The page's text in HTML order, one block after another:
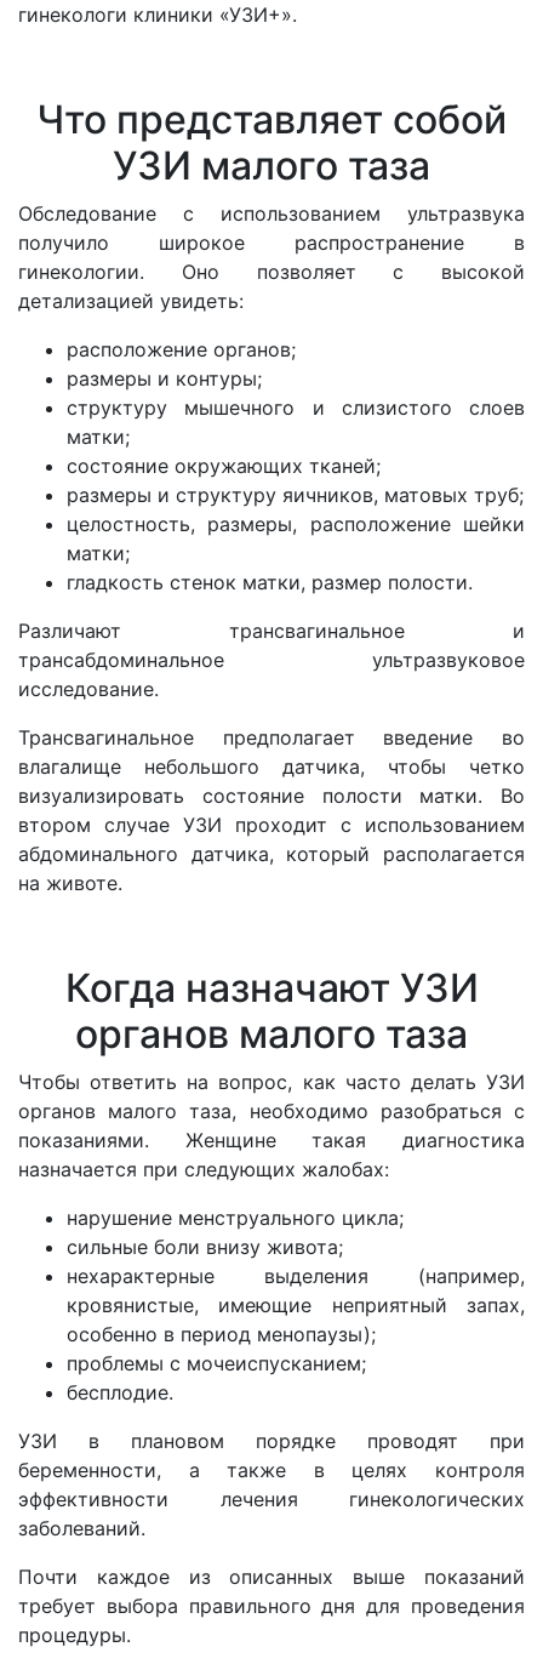
гинекологи клиники «УЗИ+».
Что представляет собой
УЗИ малого таза
Обследование с использованием ультразвука
получило широкое распространение в
гинекологии. Оно позволяет с высокой
детализацией увидеть:
расположение органов;
размеры и контуры;
структуру мышечного и слизистого слоев
матки;
состояние окружающих тканей;
размеры и структуру яичников, матовых труб;
целостность, размеры, расположение шейки
матки;
гладкость стенок матки, размер полости.
Различают трансвагинальное и
трансабдоминальное ультразвуковое
исследование.
Трансвагинальное предполагает введение во
влагалище небольшого датчика, чтобы четко
визуализировать состояние полости матки. Во
втором случае УЗИ проходит с использованием
абдоминального датчика, который располагается
на животе.
Когда назначают УЗИ
органов малого таза
Чтобы ответить на вопрос, как часто делать УЗИ
органов малого таза, необходимо разобраться с
показаниями. Женщине такая диагностика
назначается при следующих жалобах:
нарушение менструального цикла;
сильные боли внизу живота;
нехарактерные выделения (например,
кровянистые, имеющие неприятный запах,
особенно в период менопаузы);
проблемы с мочеиспусканием;
бесплодие.
УЗИ в плановом порядке проводят при
беременности, а также в целях контроля
эффективности лечения гинекологических
заболеваний.
Почти каждое из описанных выше показаний
требует выбора правильного дня для проведения
процедуры.